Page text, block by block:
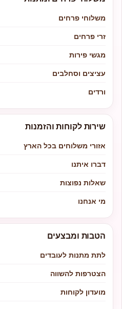
משלוחי פרחים
זרי פרחים
מגשי פירות
עציצים וסחלבים
ורדים
שירות לקוחות והזמנות
אזורי משלוחים בכל הארץ
דברו איתנו
שאלות נפוצות
מי אנחנו
הטבות ומבצעים
לתת מתנות לעובדים
הצטרפות להשווה
מועדון לקוחות